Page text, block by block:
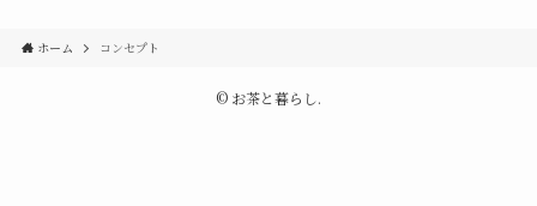
ホーム コンセプト
© お茶と暮らし.